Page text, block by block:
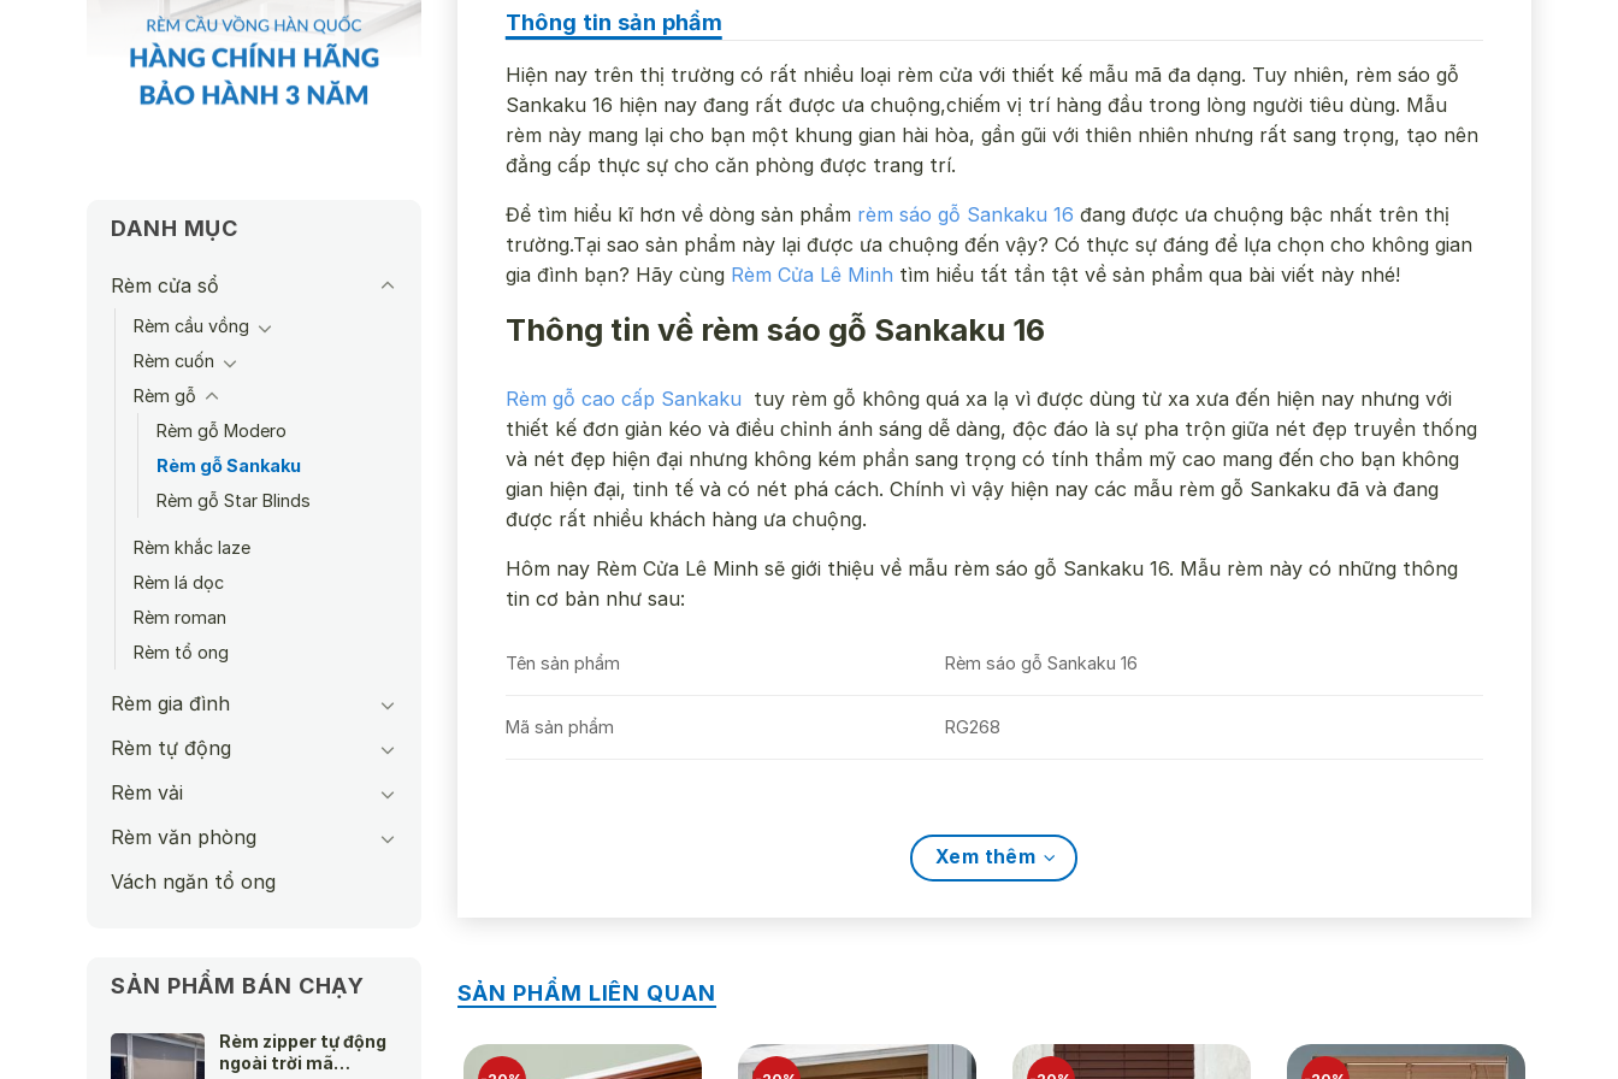
DANH MỤC
Rèm cửa sổ
Rèm cầu vồng
Rèm cuốn
Rèm gỗ
Rèm gỗ Modero
Rèm gỗ Sankaku
Rèm gỗ Star Blinds
Rèm khắc laze
Rèm lá dọc
Rèm roman
Rèm tổ ong
Rèm gia đình
Rèm tự động
Rèm vải
Rèm văn phòng
Vách ngăn tổ ong
SẢN PHẨM BÁN CHẠY
Rèm zipper tự động
ngoài trời mã
Thông tin sản phẩm
Hiện nay trên thị trường có rất nhiều loại rèm cửa với thiết kế mẫu mã đa dạng. Tuy nhiên, rèm sáo gỗ
Sankaku 16 hiện nay đang rất được ưa chuộng,chiếm vị trí hàng đầu trong lòng người tiêu dùng. Mẫu
rèm này mang lại cho bạn một khung gian hài hòa, gần gũi với thiên nhiên nhưng rất sang trọng, tạo nên
đẳng cấp thực sự cho căn phòng được trang trí.
Để tìm hiểu kĩ hơn về dòng sản phẩmrèm sáo gỗ Sankaku 16 đang được ưa chuộng bậc nhất trên thị
trường.Tại sao sản phẩm này lại được ưa chuộng đến vậy? Có thực sự đáng để lựa chọn cho không gian
gia đình bạn? Hãy cùng Rèm Cửa Lê Minh tìm hiểu tất tần tật về sản phẩm qua bài viết này nhé!
Thông tin về rèm sáo gỗ Sankaku 16
Rèm gỗ cao cấp Sankaku tuy rèm gỗ không quá xa lạ vì được dùng từ xa xưa đến hiện nay nhưng với
thiết kế đơn giản kéo và điều chỉnh ánh sáng dễ dàng, độc đáo là sự pha trộn giữa nét đẹp truyền thống
và nét đẹp hiện đại nhưng không kém phần sang trọng có tính thẩm mỹ cao mang đến cho bạn không
gian hiện đại, tinh tế và có nét phá cách. Chính vì vậy hiện nay các mẫu rèm gỗ Sankaku đã và đang
được rất nhiều khách hàng ưa chuộng.
Hôm nay Rèm Cửa Lê Minh sẽ giới thiệu về mẫu rèm sáo gỗ Sankaku 16. Mẫu rèm này có những thông
tin cơ bản như sau:
Tên sản phẩm Rèm sáo gỗ Sankaku 16
Mã sản phẩm RG268
Gỗ 100%
Đơn vị tính
Bảo hành 1 năm
Xem thêm
SẢN PHẨM LIÊN QUAN